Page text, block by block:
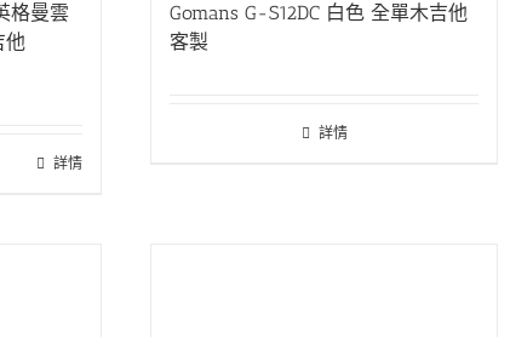
格曼雲
他
。 詳情
Gomans G-S12DC 白色 全單木吉他
客製
詳情